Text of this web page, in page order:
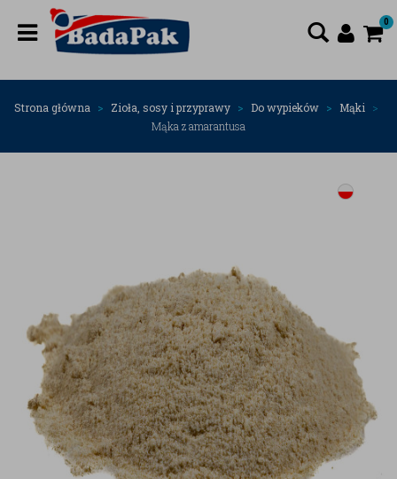
0
Strona główna Zioła, sosy i przyprawy Do wypieków
Mąki
Mąka z amarantusa